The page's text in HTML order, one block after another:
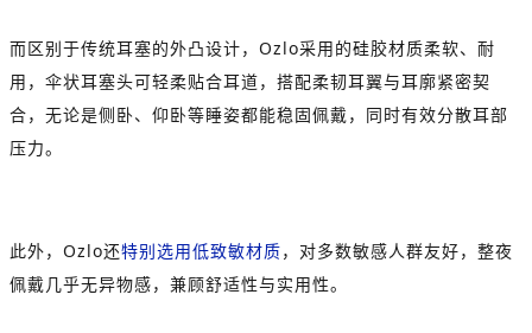
而区别于传统耳塞的外凸设计，Ozlo采用的硅胶材质柔软、耐
用，伞状耳塞头可轻柔贴合耳道，搭配柔韧耳翼与耳廓紧密契
合，无论是侧卧、仰卧等睡姿都能稳固佩戴，同时有效分散耳部
压力。
此外，Ozlo还特别选用低致敏材质，对多数敏感人群友好，整夜
佩戴几乎无异物感，兼顾舒适性与实用性。